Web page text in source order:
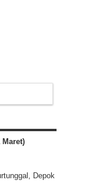
Maret)
Depok